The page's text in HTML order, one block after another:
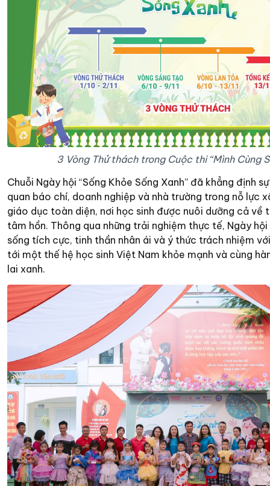
3 Vòng Thử thách trong Cuộc thi “Mình Cùng
Chuỗi Ngày hội “Sống Khỏe Sống Xanh” đã khẳng định
quan báo chí, doanh nghiệp và nhà trường trong nỗ lực
giáo dục toàn diện, nơi học sinh được nuôi dưỡng cả về
tâm hồn. Thông qua những trải nghiệm thực tế, Ngày
sống tích cực, tinh thần nhân ái và ý thức trách nhiệm
tới một thế hệ học sinh Việt Nam khỏe mạnh và cùng
lai xanh.